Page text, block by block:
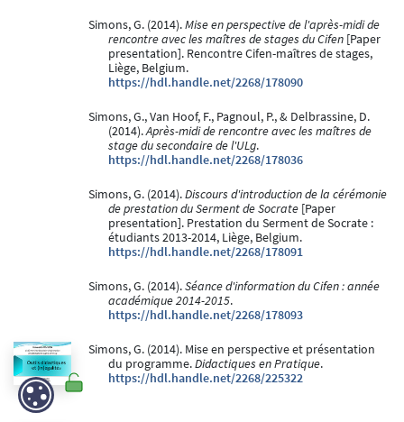
Simons, G. (2014).Mise en perspective de l'après-midi de
rencontre avec les maîtres de stages du Cifen [Paper
presentation]. Rencontre Cifen-maîtres de stages,
Liège, Belgium.
https://hdl.handle.net/2268/178090
Simons, G., Van Hoof, F., Pagnoul, P., & Delbrassine, D.
(2014).Après-midi de rencontre avec les maîtres de
stage du secondaire de l'ULg.
https://hdl.handle.net/2268/178036
Simons, G. (2014).Discours d'introduction de la cérémonie
de prestation du Serment de Socrate [Paper
presentation]. Prestation du Serment de Socrate :
étudiants 2013-2014, Liège, Belgium.
https://hdl.handle.net/2268/178091
Simons, G. (2014).Séance d'information du Cifen : année
académique 2014-2015.
https://hdl.handle.net/2268/178093
Simons, G. (2014). Mise en perspective et présentation
du programme.Didactiques en Pratique.
https://hdl.handle.net/2268/225322